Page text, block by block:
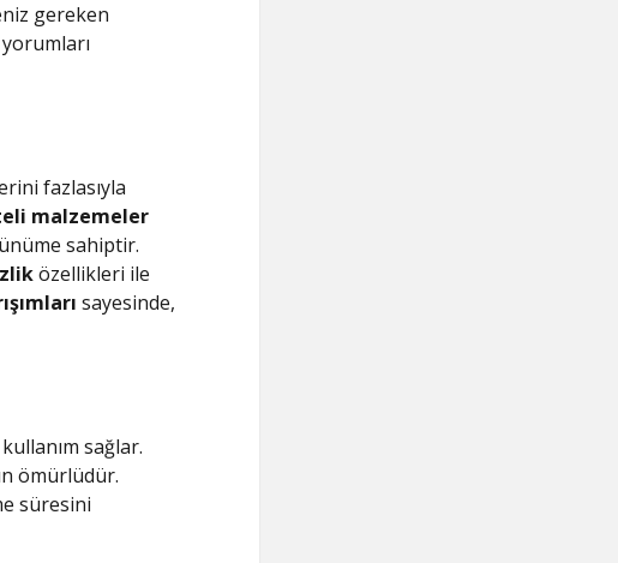
gereken
fazlasıyla
malzemeler
sahiptir.
özellikleri ile
sayesinde,
sağlar.
ömürlüdür.
süresini